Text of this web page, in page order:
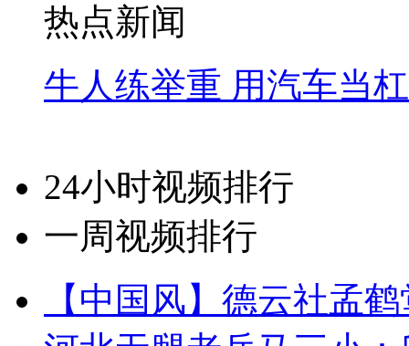
热点新闻
牛人练举重 用汽车当
24小时视频排行
一周视频排行
【中国风】德云社孟